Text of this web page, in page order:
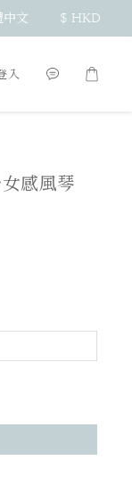
中文 $ HKD
入
感風琴